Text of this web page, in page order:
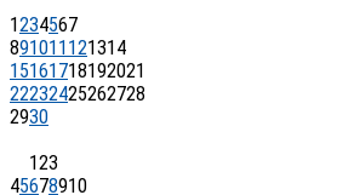
1234567
891011 121314
15161718192021
22232425262728
2930
123
45678910